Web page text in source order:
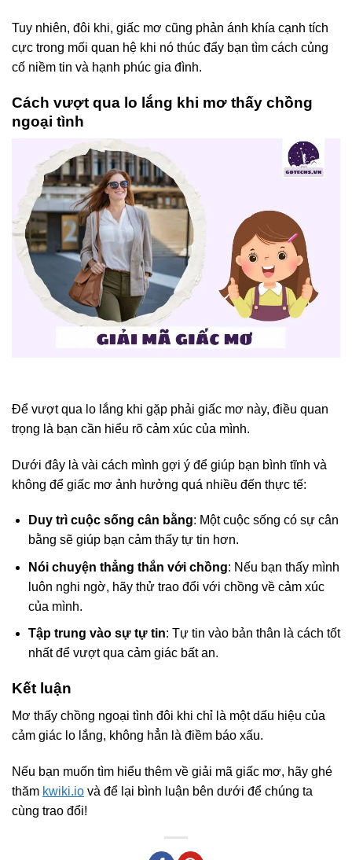
Tuy nhiên, đôi khi, giấc mơ cũng phản ánh khía cạnh tích
cực trong mối quan hệ khi nó thúc đẩy bạn tìm cách củng
cố niềm tin và hạnh phúc gia đình.
Cách vượt qua lo lắng khi mơ thấy chồng
ngoại tình
Để vượt qua lo lắng khi gặp phải giấc mơ này, điều quan
trọng là bạn cần hiểu rõ cảm xúc của mình.
Dưới đây là vài cách mình gợi ý để giúp bạn bình tĩnh và
không để giấc mơ ảnh hưởng quá nhiều đến thực tế:
Duy trì cuộc sống cân bằng: Một cuộc sống có sự cân
bằng sẽ giúp bạn cảm thấy tự tin hơn.
Nói chuyện thẳng thắn với chồng: Nếu bạn thấy mình
luôn nghi ngờ, hãy thử trao đổi với chồng về cảm xúc
của mình.
Tập trung vào sự tự tin: Tự tin vào bản thân là cách tốt
nhất để vượt qua cảm giác bất an.
Kết luận
Mơ thấy chồng ngoại tình đôi khi chỉ là một dấu hiệu của
cảm giác lo lắng, không hẳn là điềm báo xấu.
Nếu bạn muốn tìm hiểu thêm về giải mã giấc mơ, hãy ghé
thăm kwiki.io và để lại bình luận bên dưới để chúng ta
cùng trao đổi!